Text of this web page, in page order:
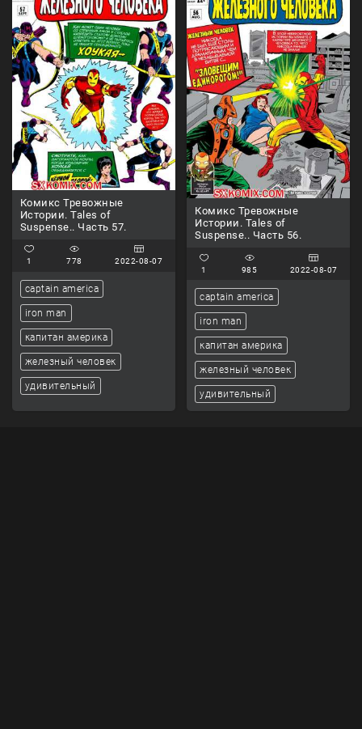
Комикс Тревожные
Истории. Tales of
Suspense.. Часть 57.
1 778 2022-08-07
captain america
iron man
капитан америка
железный человек
удивительный
Комикс Тревожные
Истории. Tales of
Suspense.. Часть 56.
1 985 2022-08-07
captain america
iron man
капитан америка
железный человек
удивительный